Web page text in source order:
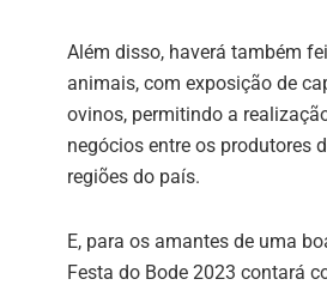
Além disso, haverá também
animais, com exposição de
ovinos, permitindo a
negócios entre os produtores
regiões do país.
E, para os amantes de uma
Festa do Bode 2023 contará